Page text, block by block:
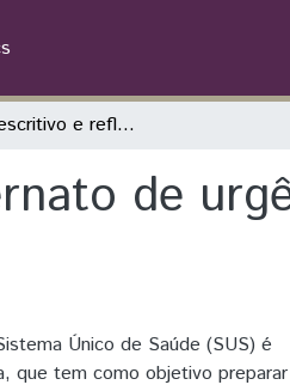
Relatório descritivo e reflexivo do internato de urgência e emergência do SUS.
de
Único de Saúde (SUS) é
que tem como objetivo preparar